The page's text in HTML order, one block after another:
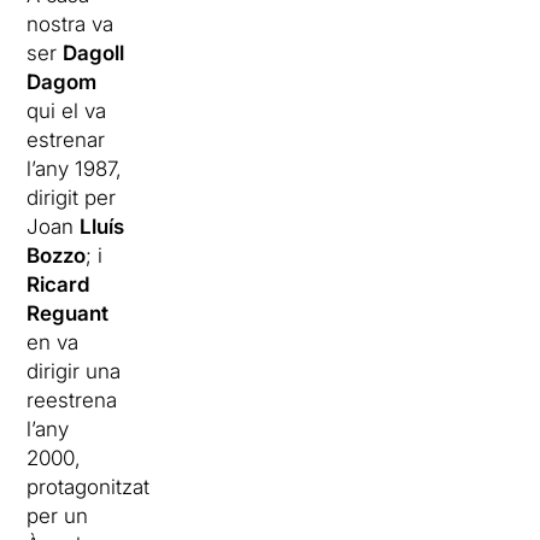
nostra va
ser Dagoll
Dagom
qui el va
estrenar
l’any 1987,
dirigit per
Joan Lluís
Bozzo; i
Ricard
Reguant
en va
dirigir una
reestrena
l’any
2000,
protagonitzat
per un